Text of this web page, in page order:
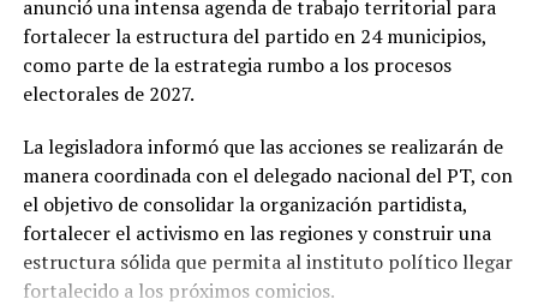
Las previsiones indican que las lluvias continuarán con
una probabilidad relativamente alta hasta el viernes,
mientras que durante el fin de semana se espera una
Sin embargo, el ambiente seguirá siendo caluroso, con
un descenso apenas perceptible en la temperatura a
partir de este jueves.
Autoridades de Protección Civil recomendaron evitar la
anunció una intensa agenda de trabajo territorial para
fortalecer la estructura del partido en 24 municipios,
como parte de la estrategia rumbo a los procesos
electorales de 2027.
La legisladora informó que las acciones se realizarán de
manera coordinada con el delegado nacional del PT, con
el objetivo de consolidar la organización partidista,
fortalecer el activismo en las regiones y construir una
estructura sólida que permita al instituto político llegar
fortalecido a los próximos comicios.